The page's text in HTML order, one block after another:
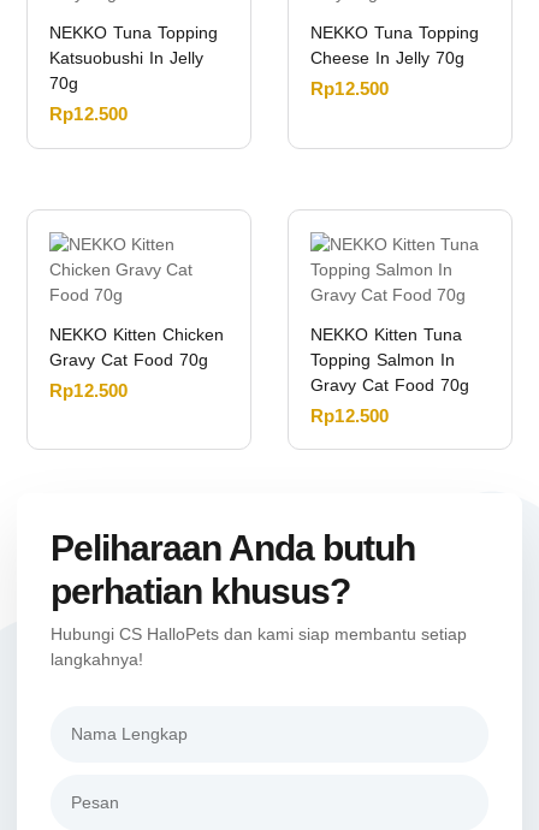
NEKKO Tuna Topping
Katsuobushi In Jelly
70g
Rp12.500
NEKKO Tuna Topping
Cheese In Jelly 70g
Rp12.500
NEKKO Kitten Chicken
Gravy Cat Food 70g
Rp12.500
NEKKO Kitten Tuna
Topping Salmon In
Gravy Cat Food 70g
Rp12.500
Peliharaan Anda butuh
perhatian khusus?
Hubungi CS HalloPets dan kami siap membantu setiap
langkahnya!